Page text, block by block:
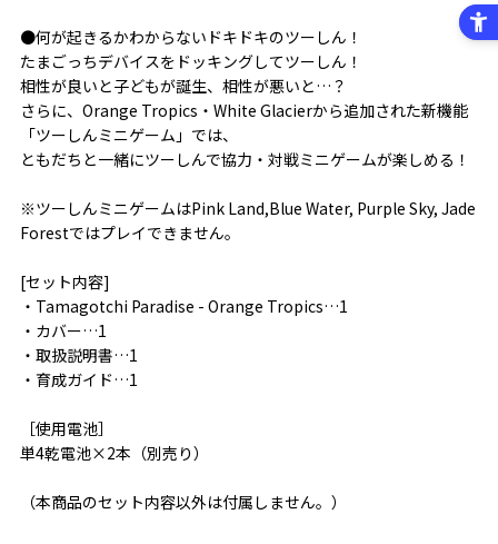
●何が起きるかわからないドキドキのツーしん！
たまごっちデバイスをドッキングしてツーしん！
相性が良いと子どもが誕生、相性が悪いと…？
さらに、Orange Tropics・White Glacierから追加された新機能
「ツーしんミニゲーム」では、
ともだちと一緒にツーしんで協力・対戦ミニゲームが楽しめる！
※ツーしんミニゲームはPink Land,Blue Water, Purple Sky, Jade
Forestではプレイできません。
[セット内容]
・Tamagotchi Paradise - Orange Tropics…1
・カバー…1
・取扱説明書…1
・育成ガイド…1
［使用電池］
単4乾電池×2本（別売り）
（本商品のセット内容以外は付属しません。）